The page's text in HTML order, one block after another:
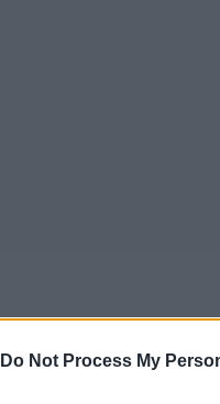
Do Not Process My